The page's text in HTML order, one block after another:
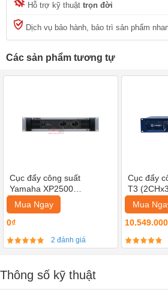
Hỗ trợ kỹ thuật trọn đời
Dịch vụ bảo hành, bảo trì sản phẩm
Các sản phẩm tương tự
Cục đẩy công suất
Yamaha XP2500
(2CHx250W)
Mua Ngay
0₫
2 đánh giá
Cục đẩy
T3
Mua
Thông số kỹ thuật